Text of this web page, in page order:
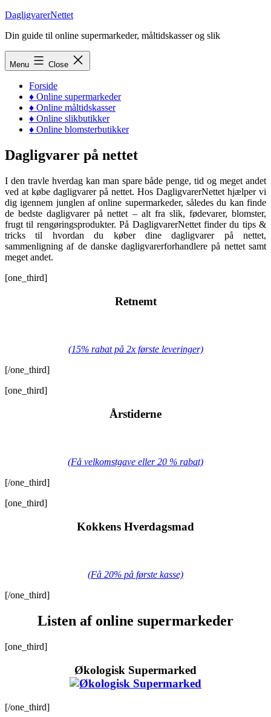
Skip
content
DagligvarerNettet
Din guide til online supermarkeder, måltidskasser og slik
Menu Close
Forside
♦ Online supermarkeder
♦ Online måltidskasser
♦ Online slikbutikker
♦ Online blomsterbutikker
Dagligvarer på nettet
I den travle hverdag kan man spare både penge, tid og meget andet
ved at købe dagligvarer på nettet. Hos DagligvarerNettet hjælper vi
dig igennem junglen af online supermarkeder, således du kan finde
de bedste dagligvarer på nettet – alt fra slik, fødevarer, blomster,
frugt til rengøringsprodukter. På DagligvarerNettet finder du tips &
tricks til hvordan du køber dine dagligvarer på nettet,
sammenligning af de danske dagligvarerforhandlere på nettet samt
meget andet.
[one_third]
Retnemt
(15% rabat på 2x første leveringer)
[/one_third]
[one_third]
Årstiderne
(Få velkomstgave eller 20 % rabat)
[/one_third]
[one_third]
Kokkens Hverdagsmad
(Få 20% på første kasse)
[/one_third]
Listen af online supermarkeder
[one_third]
Økologisk Supermarked
[/one_third]